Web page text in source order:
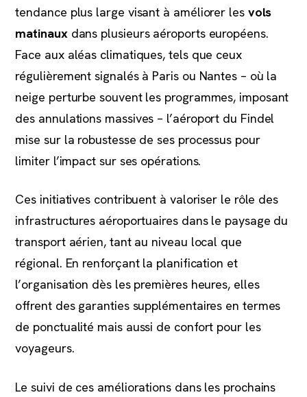
tendance plus large visant à améliorer les vols
matinauxdans plusieurs aéroports européens.
Face aux aléas climatiques, tels que ceux
régulièrement signalés à Paris ou Nantes – où la
neige perturbe souvent les programmes, imposant
des annulations massives – l’aéroport du Findel
mise sur la robustesse de ses processus pour
limiter l’impact sur ses opérations.
Ces initiatives contribuent à valoriser le rôle des
infrastructures aéroportuaires dans le paysage du
transport aérien, tant au niveau local que
régional. En renforçant la planification et
l’organisation dès les premières heures, elles
offrent des garanties supplémentaires en termes
de ponctualité mais aussi de confort pour les
voyageurs.
Le suivi de ces améliorations dans les prochains